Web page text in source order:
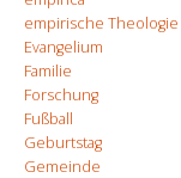
empirische Theologie
Evangelium
Familie
Forschung
Fußball
Geburtstag
Gemeinde